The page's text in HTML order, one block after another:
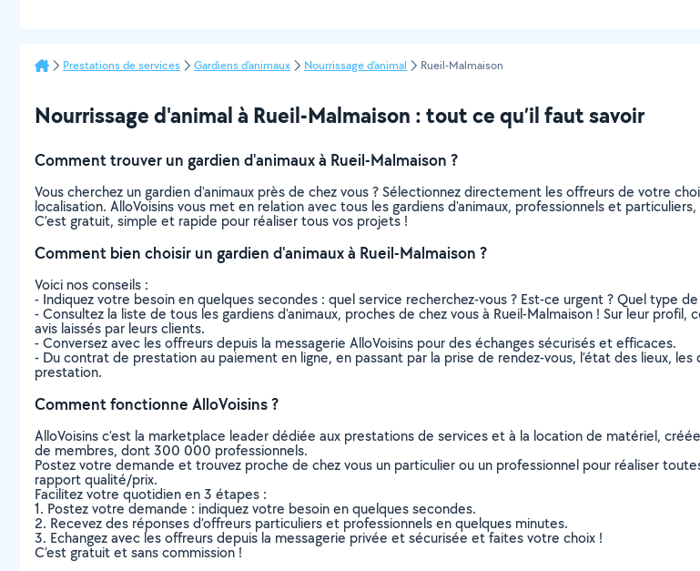
Prestations de services Gardiens d'animaux Nourrissage d'animal Rueil-Malmaison
Nourrissage d'animal à Rueil-Malmaison : tout ce qu’il faut savoir
Comment trouver un gardien d'animaux à Rueil-Malmaison ?
Vous cherchez un gardien d'animaux près de chez vous ? Sélectionnez directement les offreurs de votre
localisation. AlloVoisins vous met en relation avec tous les gardiens d'animaux, professionnels et
C’est gratuit, simple et rapide pour réaliser tous vos projets !
Comment bien choisir un gardien d'animaux à Rueil-Malmaison ?
Voici nos conseils :
- Indiquez votre besoin en quelques secondes : quel service recherchez-vous ? Est-ce urgent ? Quel type
- Consultez la liste de tous les gardiens d'animaux, proches de chez vous à Rueil-Malmaison ! Sur leur
avis laissés par leurs clients.
- Conversez avec les offreurs depuis la messagerie AlloVoisins pour des échanges sécurisés et efficaces.
- Du contrat de prestation au paiement en ligne, en passant par la prise de rendez-vous, l’état des lieux,
prestation.
Comment fonctionne AlloVoisins ?
AlloVoisins c’est la marketplace leader dédiée aux prestations de services et à la location de matériel,
de membres, dont 300 000 professionnels.
Postez votre demande et trouvez proche de chez vous un particulier ou un professionnel pour réaliser
rapport qualité/prix.
Facilitez votre quotidien en 3 étapes :
1. Postez votre demande : indiquez votre besoin en quelques secondes.
2. Recevez des réponses d’offreurs particuliers et professionnels en quelques minutes.
3. Echangez avec les offreurs depuis la messagerie privée et sécurisée et faites votre choix !
C’est gratuit et sans commission !